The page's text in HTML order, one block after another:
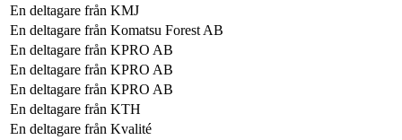
En deltagare från KMJ
En deltagare från Komatsu Forest AB
En deltagare från KPRO AB
En deltagare från KPRO AB
En deltagare från KPRO AB
En deltagare från KTH
En deltagare från Kvalité